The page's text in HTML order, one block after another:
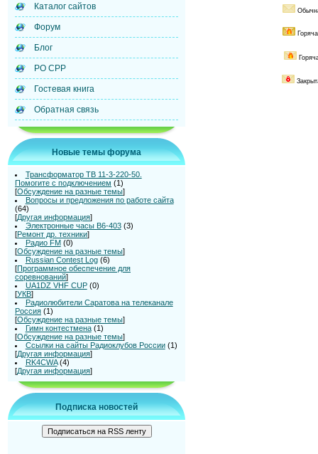
Каталог сайтов
Форум
Блог
РО СРР
Гостевая книга
Обратная связь
Новые темы форума
Трансформатор ТВ 11-3-220-50.
Помогите с подключением (1)
[Обсуждение на разные темы]
Вопросы и предложения по работе сайта
(64)
[Другая информация]
Электронные часы В6-403 (3)
[Ремонт др. техники]
Радио FM (0)
[Обсуждение на разные темы]
Russian Contest Log (6)
[Программное обеспечение для
соревнований]
UA1DZ VHF CUP (0)
[УКВ]
Радиолюбители Саратова на телеканале
Россия (1)
[Обсуждение на разные темы]
Гимн контестмена (1)
[Обсуждение на разные темы]
Ссылки на сайты Радиоклубов России (1)
[Другая информация]
RK4CWA (4)
[Другая информация]
Подписка новостей